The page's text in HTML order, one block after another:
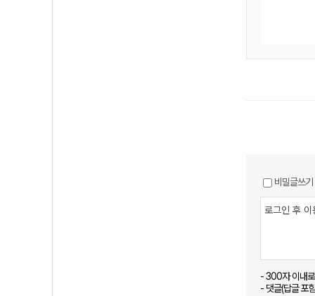
비밀글쓰기
- 300자 이내
- 댓글(답글 포